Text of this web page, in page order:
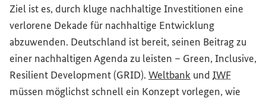
Ziel ist es, durch kluge nachhaltige Investitionen eine
verlorene Dekade für nachhaltige Entwicklung
abzuwenden. Deutschland ist bereit, seinen Beitrag zu
einer nachhaltigen Agenda zu leisten – Green, Inclusive,
Resilient Development(GRID). Weltbank und IWF
müssen möglichst schnell ein Konzept vorlegen, wie